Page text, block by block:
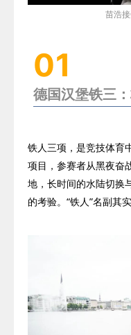
苗浩
01
德国汉堡铁三
铁人三项，是竞技体育
项目，参赛者从黑夜奋
地，长时间的水陆切换
的考验。 “铁人”名副其实